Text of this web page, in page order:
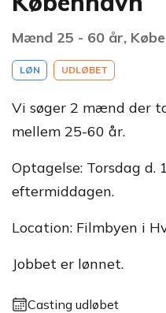
Mænd 25 - 60 år,
LØN UDLØBET
Vi søger 2 mænd der
mellem 25-60 år.
Optagelse: Torsdag d.
eftermiddagen.
Location: Filmbyen i
Jobbet er lønnet.
Casting udløbet